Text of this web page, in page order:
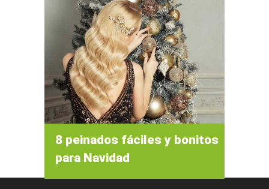
8 peinados fáciles y bonitos
para Navidad